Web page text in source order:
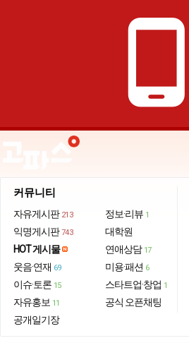
phone_android
커뮤니티
자유게시판 213
익명게시판 743
HOT 게시물
웃음·연재 69
이슈·토론 15
자유홍보 11
공개일기장
정보·리뷰 1
대학원
연애상담 17
미용·패션 6
스타트업·창업 1
공식 오픈채팅